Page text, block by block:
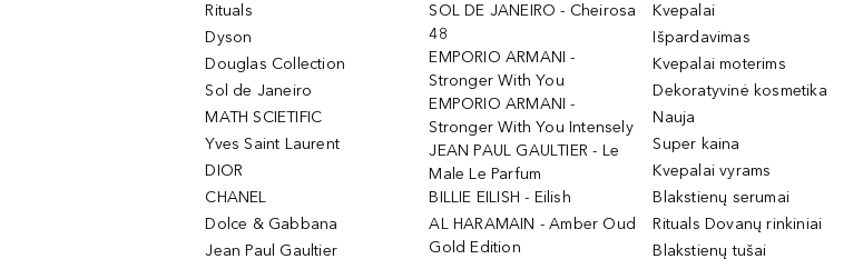
Rituals
Dyson
Douglas Collection
Sol de Janeiro
MATH SCIETIFIC
Yves Saint Laurent
DIOR
CHANEL
Dolce & Gabbana
Jean Paul Gaultier
SOL DE JANEIRO - Cheirosa
48
EMPORIO ARMANI -
Stronger With You
EMPORIO ARMANI -
Stronger With You Intensely
JEAN PAUL GAULTIER - Le
Male Le Parfum
BILLIE EILISH - Eilish
AL HARAMAIN - Amber Oud
Gold Edition
Kvepalai
Išpardavimas
Kvepalai moterims
Dekoratyvinė kosmetika
Nauja
Super kaina
Kvepalai vyrams
Blakstienų serumai
Rituals Dovanų rinkiniai
Blakstienų tušai